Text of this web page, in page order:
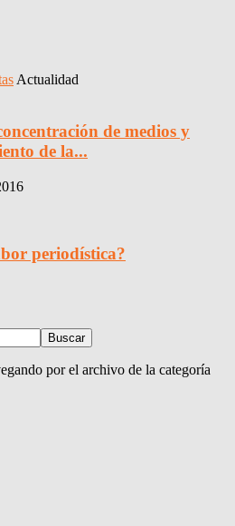
Actualidad
de medios y
de la...
periodística?
por el archivo de la categoría